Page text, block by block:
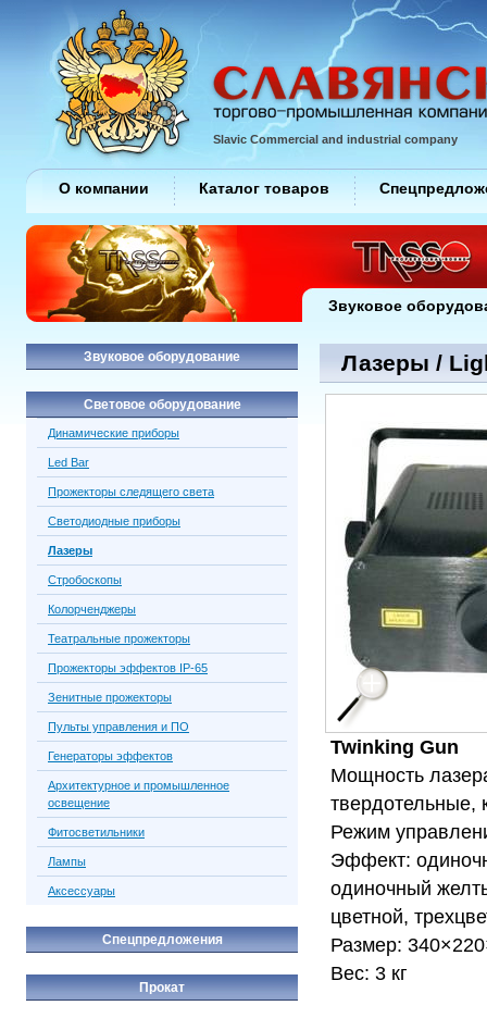
Лазеры /
Twinking Gun
Мощность
твердотельные,
Режим
Эффект:
одиночный
цветной,
Размер:
Вес: 3 кг
Звуковое оборудование
Световое оборудование
Динамические приборы
Led Bar
Прожекторы следящего света
Светодиодные приборы
Лазеры
Стробоскопы
Колорченджеры
Театральные прожекторы
Прожекторы эффектов IP-65
Зенитные прожекторы
Пульты управления и ПО
Генераторы эффектов
Архитектурное и промышленное
освещение
Фитосветильники
Лампы
Аксессуары
Спецпредложения
Прокат
Slavic Commercial and industrial company
О компании Каталог товаров
Звуковое